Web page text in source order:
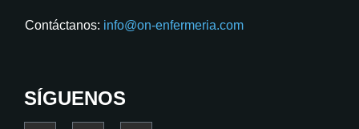
Contáctanos: info@on-enfermeria.com
SÍGUENOS